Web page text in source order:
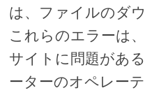
は、ファイルのダ
これらのエラーは
サイトに問題があ
ーターのオペレー